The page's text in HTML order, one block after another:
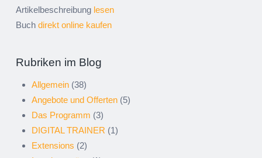
Artikelbeschreibung lesen
Buch direkt online kaufen
Rubriken im Blog
Allgemein (38)
Angebote und Offerten (5)
Das Programm (3)
DIGITAL TRAINER (1)
Extensions (2)